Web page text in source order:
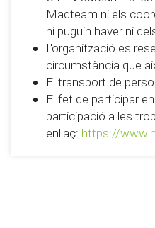
Madteam ni els
hi puguin haver ni
L'organització es
circumstància que
El transport de
El fet de participar
participació a les
enllaç: https://